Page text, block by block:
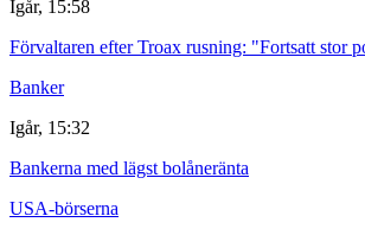
Igår, 15:58
Förvaltaren efter Troax rusning: "Fortsatt stor
Banker
Igår, 15:32
Bankerna med lägst bolåneränta
USA-börserna